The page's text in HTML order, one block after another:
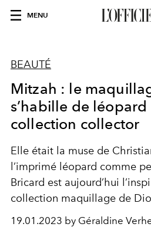
MENU
BEAUTÉ
Mitzah : le
s’habille de léopard
collection collector
Elle était la muse de
l’imprimé léopard comme
Bricard est aujourd’hui
collection maquillage de
19.01.2023 by Géraldine